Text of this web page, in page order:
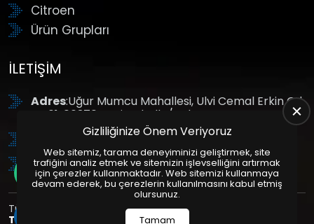
Citroen
Ürün Grupları
İLETIŞIM
Adres:Uğur Mumcu Mahallesi, Ulvi Cemal Erkin Cd.
No:61, 06370 Yenimahalle/Ankara
: +90 (312) 354 8888
GSM: +90 (532) 343 4085
Tüm Hakları Saklıdır. | Bu site Us Yazılım
Tasarım
Paketleri ile Hazırlanmıştır. © 2025
Gizliliğinize Önem Veriyoruz
Web sitemiz, tarama deneyiminizi geliştirmek, site
trafiğini analiz etmek ve sitemizin işlevselliğini artırmak
için çerezler kullanmaktadır. Web sitemizi kullanmaya
devam ederek, bu çerezlerin kullanılmasını kabul etmiş
olursunuz.
Tamam